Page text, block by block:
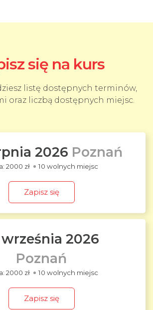
się na kurs
listę dostępnych terminów,
oraz liczbą dostępnych miejsc.
2026 Poznań
2000 zł 10 wolnych miejsc
Zapisz się
września 2026
Poznań
2000 zł 10 wolnych miejsc
Zapisz się